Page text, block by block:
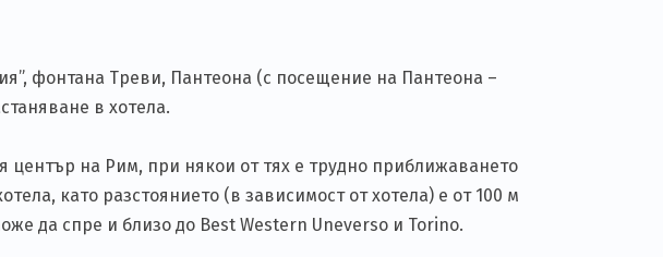
фонтана Треви, Пантеона (с посещение на Пантеона –
в хотела.
център на Рим, при някои от тях е трудно приближаването
като разстоянието (в зависимост от хотела) е от 100 м
да спре и близо до Best Western Uneverso и Torino.